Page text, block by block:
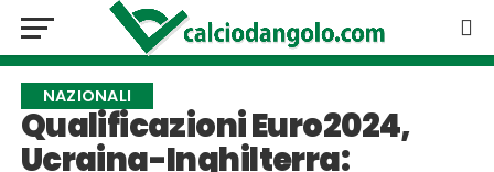
NAZIONALI
Qualificazioni Euro2024,
Ucraina-Inghilterra: